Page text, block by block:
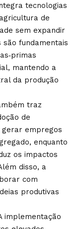
tecnologias
de
sem expandir
fundamentais
mantendo a
da produção
traz
de
empregos
enquanto
os impactos
disso, a
com
produtivas
implementação